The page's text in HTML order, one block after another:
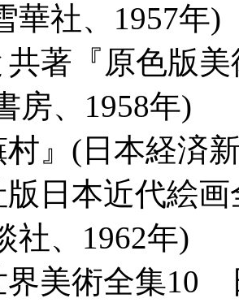
華社、1957
共著『原色版
房、1958年)
村』(日本経済
版日本近代絵
社、1962年)
界美術全集10